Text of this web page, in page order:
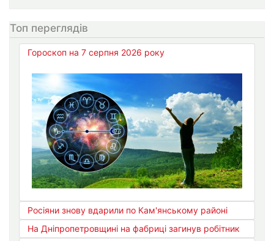
Топ переглядів
Гороскоп на 7 серпня 2026 року
Росіяни знову вдарили по Кам'янському районі
На Дніпропетровщині на фабриці загинув робітник